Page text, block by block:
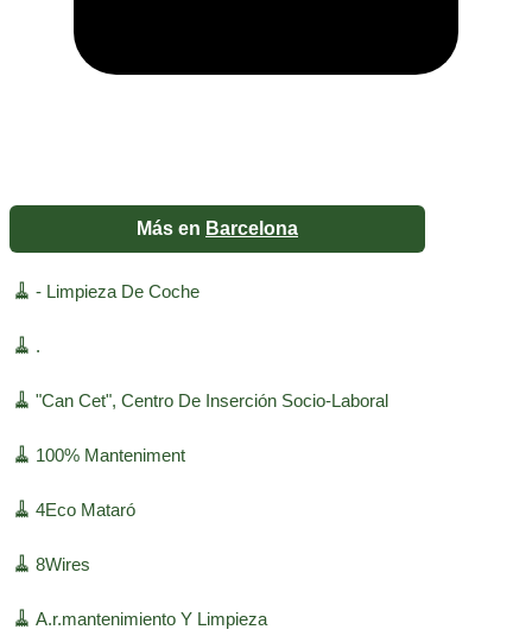
Más en Barcelona
🧹 - Limpieza De Coche
🧹 .
🧹 "Can Cet", Centro De Inserción Socio-Laboral
🧹 100% Manteniment
🧹 4Eco Mataró
🧹 8Wires
🧹 A.r.mantenimiento Y Limpieza